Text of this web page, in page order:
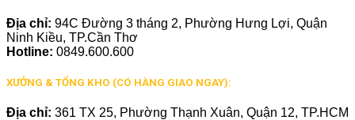
Địa chỉ: 94C Đường 3 tháng 2, Phường Hưng Lợi, Quận
Ninh Kiều, TP.Cần Thơ
Hotline: 0849.600.600
XƯỞNG & TỔNG KHO (CÓ HÀNG GIAO NGAY):
Địa chỉ: 361 TX 25, Phường Thạnh Xuân, Quận 12, TP.HCM